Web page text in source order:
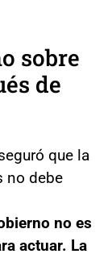
sobre
de
que la
no debe
no es
actuar. La